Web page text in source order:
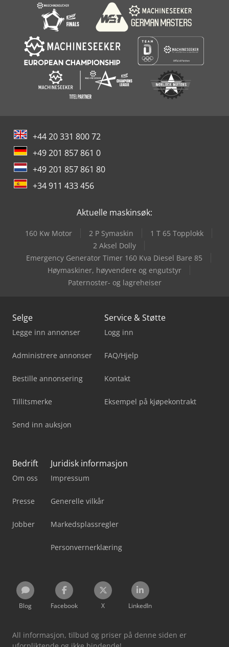
+44 20 331 800 72
+49 201 857 861 0
+49 201 857 861 80
+34 911 433 456
Aktuelle maskinsøk:
160 Kw Motor 2 P Symaskin
1 T 65 Topplokk
2 Aksel Dolly
Emergency Generator Timer 160 Kva Diesel Bare 85
Høymaskiner, høyvendere og engutstyr
Paternoster- og lagreheiser
Selge
Legge inn annonser
Administrere annonser
Bestille annonsering
Tillitsmerke
Send inn auksjon
Service & Støtte
Logg inn
FAQ/Hjelp
Kontakt
Eksempel på kjøpekontrakt
Bedrift
Om oss
Presse
Jobber
Juridisk informasjon
Impressum
Generelle vilkår
Markedsplassregler
Personvernerklæring
Blog Facebook X LinkedIn
All informasjon, tilbud og priser på denne siden er